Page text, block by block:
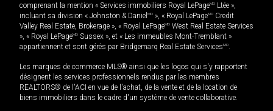
comprenant la mention « Services immobiliers Royal LePageMD Ltée »,
incluant sa division « Johnston & Daniel MD », « Royal LePageMD Credit
Valley Real Estate, Brokerage », « Royal LePageMD West Real Estate Services
», « Royal LePageMD Sussex », et « Les immeubles Mont-Tremblant »
appartiennent et sont gérés par Bridgemarq Real Estate ServicesMD.
Les marques de commerce MLS® ainsi que les logos qui s'y rapportent
désignent les services professionnels rendus par les membres
REALTORS® de l'ACI en vue de l'achat, de la vente et de la location de
biens immobiliers dans le cadre d'un système de vente collaborative.